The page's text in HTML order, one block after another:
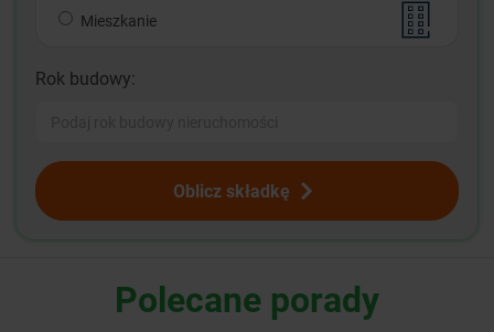
Mieszkanie
Rok budowy:
Oblicz składkę
Polecane porady